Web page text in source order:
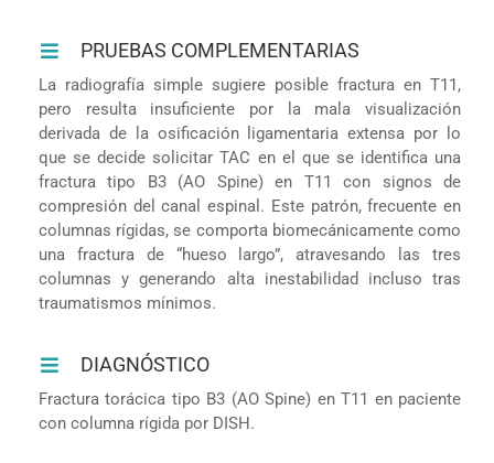
PRUEBAS COMPLEMENTARIAS
La radiografía simple sugiere posible fractura en T11,
pero resulta insuficiente por la mala visualización
derivada de la osificación ligamentaria extensa por lo
que se decide solicitar TAC en el que se identifica una
fractura tipo B3 (AO Spine) en T11 con signos de
compresión del canal espinal. Este patrón, frecuente en
columnas rígidas, se comporta biomecánicamente como
una fractura de “hueso largo”, atravesando las tres
columnas y generando alta inestabilidad incluso tras
traumatismos mínimos.
DIAGNÓSTICO
Fractura torácica tipo B3 (AO Spine) en T11 en paciente
con columna rígida por DISH.